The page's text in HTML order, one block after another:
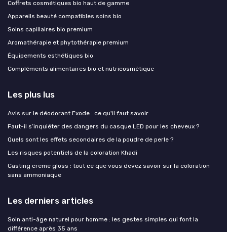
Coffrets cosmétiques bio haut de gamme
Appareils beauté compatibles soins bio
Soins capillaires bio premium
Aromathérapie et phytothérapie premium
Équipements esthétiques bio
Compléments alimentaires bio et nutricosmétique
Les plus lus
Avis sur le déodorant Exode : ce qu'il faut savoir
Faut-il s’inquiéter des dangers du casque LED pour les cheveux ?
Quels sont les effets secondaires de la poudre de perle ?
Les risques potentiels de la coloration Khadi
Casting creme gloss : tout ce que vous devez savoir sur la coloration
sans ammoniaque
Les derniers articles
Soin anti-âge naturel pour homme : les gestes simples qui font la
différence après 35 ans